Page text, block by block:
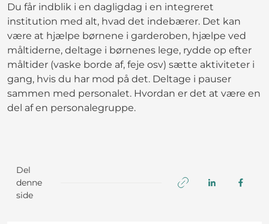
Du får indblik i en dagligdag i en integreret
institution med alt, hvad det indebærer. Det kan
være at hjælpe børnene i garderoben, hjælpe ved
måltiderne, deltage i børnenes lege, rydde op efter
måltider (vaske borde af, feje osv) sætte aktiviteter i
gang, hvis du har mod på det. Deltage i pauser
sammen med personalet. Hvordan er det at være en
del af en personalegruppe.
Del
denne
side